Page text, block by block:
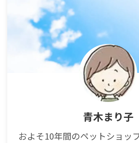
青木まり子
およそ10年間のペットショッ